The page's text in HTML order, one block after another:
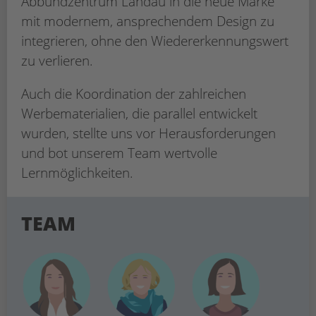
mit modernem, ansprechendem Design zu
integrieren, ohne den Wiedererkennungswert
zu verlieren.
Auch die Koordination der zahlreichen
Werbematerialien, die parallel entwickelt
wurden, stellte uns vor Herausforderungen
und bot unserem Team wertvolle
Lernmöglichkeiten.
TEAM